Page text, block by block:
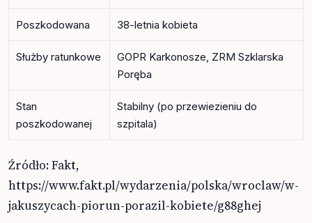
Poszkodowana 38-letnia kobieta
Służby ratunkowe
GOPR Karkonosze, ZRM Szklarska
Poręba
Stan
poszkodowanej
Stabilny (po przewiezieniu do
szpitala)
Źródło: Fakt,
https://www.fakt.pl/wydarzenia/polska/wroclaw/w-
jakuszycach-piorun-porazil-kobiete/g88ghej